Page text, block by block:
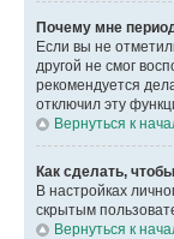
Почему мне
Если вы не
другой не смог
рекомендуется
отключил эту
Вернуться к
Как сделать,
В настройках
скрытым
Вернуться к